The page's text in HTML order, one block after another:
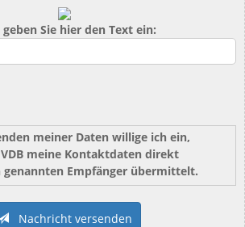
Sie hier den Text ein:
meiner Daten willige ich ein,
meine Kontaktdaten direkt
genannten Empfänger übermittelt.
Nachricht versenden